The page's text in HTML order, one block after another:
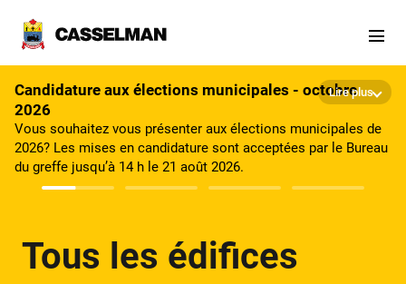
Lire plus
Candidature aux élections municipales - octobre
2026
Vous souhaitez vous présenter aux élections municipales de
2026? Les mises en candidature sont acceptées par le Bureau
du greffe jusqu’à 14 h le 21 août 2026.
Tous les édifices